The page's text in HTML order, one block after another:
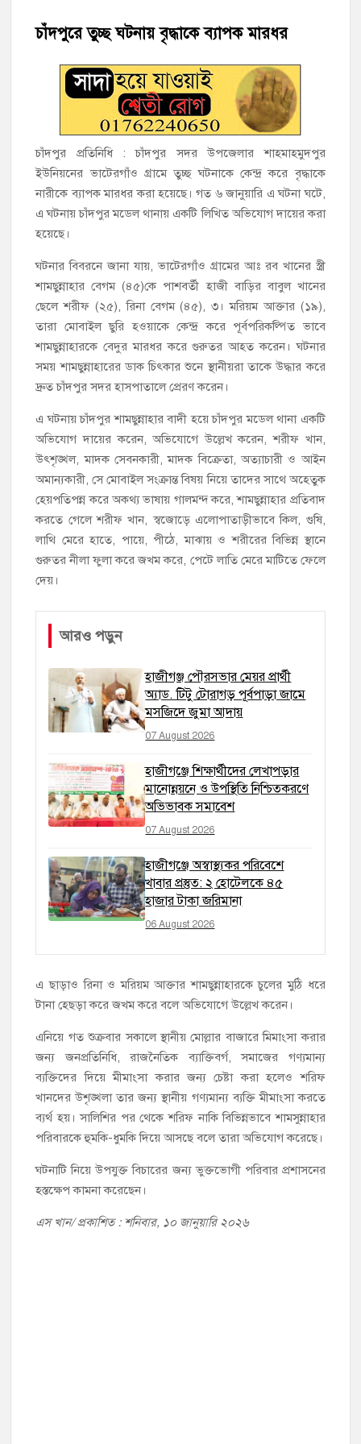
হাজীগঞ্জে ৬ বছরের শিশুকে ধর্ষণের অভিযোগে কেয়ারটেকার আটক
হাজীগঞ্জের রাজারগাঁও উবিতে জুলাই গণঅভ্যুত্থান দিবস পালন
হাজীগঞ্জ সরকারি মডেল পাইলট হাই স্কুল অ্যান্ড কলেজে ‘জুলাই
গণঅভ্যুত্থান দিবস’ পালিত
‘জনগণের ভোটে নির্বাচিত হয়ে ফরিদগঞ্জের উন্নয়নে কাজ করছি’ :
আলহাজ্ব এমএ হান্নান এমপি
নৌ পুলিশ ফাঁড়ির নাকের ডগায় কারেন্ট জালের দাপট, মতলবে প্রকাশ্যে
নিষিদ্ধ জাল মেরামত ও মাছ শিকার
‘জনগণের হাতে রাষ্ট্রের মালিকানা ফিরিয়ে দিতে বিএনপি সরকার
মতলব উত্তরে সোনালী লাইফ ইন্সুইরেন্স কোম্পানী লিমিটেডের মরণোত্তর
চেক বিতরণ
চাঁদপুরে তুচ্ছ ঘটনায় বৃদ্ধাকে ব্যাপক মারধর
চাঁদপুর প্রতিনিধি : চাঁদপুর সদর উপজেলার শাহমাহমুদপুর
ইউনিয়নের ভাটেরগাঁও গ্রামে তুচ্ছ ঘটনাকে কেন্দ্র করে বৃদ্ধাকে
নারীকে ব্যাপক মারধর করা হয়েছে। গত ৬ জানুয়ারি এ ঘটনা ঘটে,
এ ঘটনায় চাঁদপুর মডেল থানায় একটি লিখিত অভিযোগ দায়ের করা
হয়েছে।
ঘটনার বিবরনে জানা যায়, ভাটেরগাঁও গ্রামের আঃ রব খানের স্ত্রী
শামছুন্নাহার বেগম (৪৫)কে পাশবর্তী হাজী বাড়ির বাবুল খানের
ছেলে শরীফ (২৫), রিনা বেগম (৪৫), ৩। মরিয়ম আক্তার (১৯),
তারা মোবাইল ছুরি হওয়াকে কেন্দ্র করে পূর্বপরিকল্পিত ভাবে
শামছুন্নাহারকে বেদুর মারধর করে গুরুতর আহত করেন। ঘটনার
সময় শামছুন্নাহারের ডাক চিৎকার শুনে স্থানীয়রা তাকে উদ্ধার করে
দ্রুত চাঁদপুর সদর হাসপাতালে প্রেরণ করেন।
এ ঘটনায় চাঁদপুর শামছুন্নাহার বাদী হয়ে চাঁদপুর মডেল থানা একটি
অভিযোগ দায়ের করেন, অভিযোগে উল্লেখ করেন, শরীফ খান,
উৎশৃঙ্খল, মাদক সেবনকারী, মাদক বিক্রেতা, অত্যাচারী ও আইন
অমান্যকারী, সে মোবাইল সংক্রান্ত বিষয় নিয়ে তাদের সাথে অহেতুক
হেয়পতিপন্ন করে অকথ্য ভাষায় গালমন্দ করে, শামছুন্নাহার প্রতিবাদ
করতে গেলে শরীফ খান, স্বজোড়ে এলোপাতাড়ীভাবে কিল, গুষি,
লাথি মেরে হাতে, পায়ে, পীঠে, মাঝায় ও শরীরের বিভিন্ন স্থানে
গুরুতর নীলা ফুলা করে জখম করে, পেটে লাতি মেরে মাটিতে ফেলে
দেয়।
আরও পড়ুন
হাজীগঞ্জ পৌরসভার মেয়র প্রার্থী
অ্যাড. টিটু টোরাগড় পূর্বপাড়া জামে
মসজিদে জুমা আদায়
07 August 2026
হাজীগঞ্জে শিক্ষার্থীদের লেখাপড়ার
মানোন্নয়নে ও উপস্থিতি নিশ্চিতকরণে
অভিভাবক সমাবেশ
07 August 2026
হাজীগঞ্জে অস্বাস্থ্যকর পরিবেশে
খাবার প্রস্তুত: ২ হোটেলকে ৪৫
হাজার টাকা জরিমানা
06 August 2026
এ ছাড়াও রিনা ও মরিয়ম আক্তার শামছুন্নাহারকে চুলের মুঠি ধরে
টানা হেছড়া করে জখম করে বলে অভিযোগে উল্লেখ করেন।
এনিয়ে গত শুক্রবার সকালে স্থানীয় মোল্লার বাজারে মিমাংসা করার
জন্য জনপ্রতিনিধি, রাজনৈতিক ব্যাক্তিবর্গ, সমাজের গণ্যমান্য
ব্যক্তিদের দিয়ে মীমাংসা করার জন্য চেষ্টা করা হলেও শরিফ
খানদের উশৃঙ্খলা তার জন্য স্থানীয় গণ্যমান্য ব্যক্তি মীমাংসা করতে
ব্যর্থ হয়। সালিশির পর থেকে শরিফ নাকি বিভিন্নভাবে শামসুন্নাহার
পরিবারকে হুমকি-ধুমকি দিয়ে আসছে বলে তারা অভিযোগ করেছে।
ঘটনাটি নিয়ে উপযুক্ত বিচারের জন্য ভুক্তভোগী পরিবার প্রশাসনের
হস্তক্ষেপ কামনা করেছেন।
এস খান/ প্রকাশিত : শনিবার, ১০ জানুয়ারি ২০২৬